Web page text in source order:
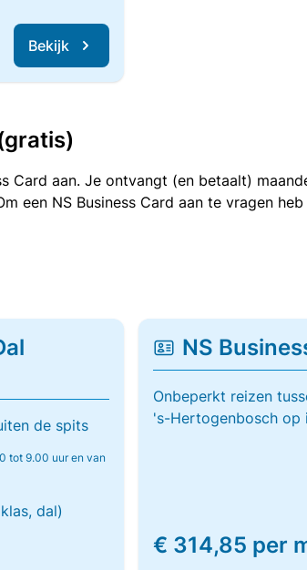
Bekijk
Card aan. Je ontvangt (en betaalt)
een NS Business Card aan te vragen
de spits
tot 9.00 uur en van
dal)
NS
Onbeperkt reizen
's-Hertogenbosch op
€ 314,85 per